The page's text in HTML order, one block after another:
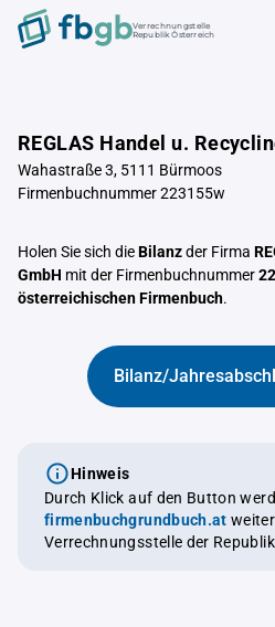
Verrechnungstelle
Republik Österreich
REGLAS Handel u.
Wahastraße 3, 5111 Bürmoos
Firmenbuchnummer 223155w
Holen Sie sich dieBilanzder Firma
GmbH mit der Firmenbuchnummer
österreichischen Firmenbuch.
Bilanz/
Hinweis
Durch Klick auf den Button
firmenbuchgrundbuch.at weitergeleitet, eine offizielle
Verrechnungsstelle der